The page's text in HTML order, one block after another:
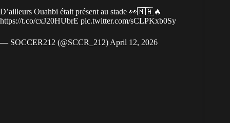
D’ailleurs Ouahbi était présent au stade 👀🇲🇦🔥
https://t.co/cxJ20HUbrE pic.twitter.com/sCLPKxb0Sy
— SOCCER212 (@SCCR_212) April 12, 2026